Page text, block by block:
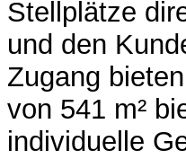
Stellplätze
und den
Zugang
von 541 m²
individuelle